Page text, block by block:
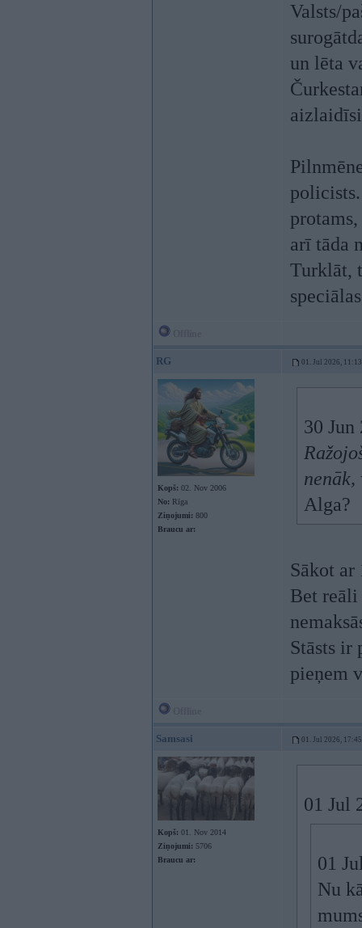
Valsts/
un lēta
arī tāda
Turklāt,
RG 01. Jul 2026, 11:13
Kopš: 02. Nov 2006
No: Rīga
Ziņojumi: 800
Braucu ar:
30
Alga?
Sākot ar
Bet reāli
Stāsts ir
pieņem
Samsasi 01. Jul 2026, 17:45
Kopš: 01. Nov 2014
Ziņojumi: 5706
Braucu ar:
01 Jul
01
Nu